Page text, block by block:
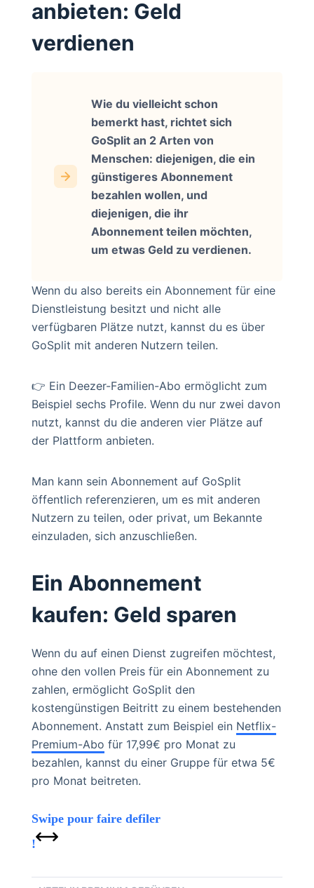
anbieten: Geld
verdienen
Wie du vielleicht schon
bemerkt hast, richtet sich
GoSplit an 2 Arten von
Menschen: diejenigen, die ein
günstigeres Abonnement
bezahlen wollen, und
diejenigen, die ihr
Abonnement teilen möchten,
um etwas Geld zu verdienen.
Wenn du also bereits ein Abonnement für eine
Dienstleistung besitzt und nicht alle
verfügbaren Plätze nutzt, kannst du es über
GoSplit mit anderen Nutzern teilen.
👉 Ein Deezer-Familien-Abo ermöglicht zum
Beispiel sechs Profile. Wenn du nur zwei davon
nutzt, kannst du die anderen vier Plätze auf
der Plattform anbieten.
Man kann sein Abonnement auf GoSplit
öffentlich referenzieren, um es mit anderen
Nutzern zu teilen, oder privat, um Bekannte
einzuladen, sich anzuschließen.
Ein Abonnement
kaufen: Geld sparen
Wenn du auf einen Dienst zugreifen möchtest,
ohne den vollen Preis für ein Abonnement zu
zahlen, ermöglicht GoSplit den
kostengünstigen Beitritt zu einem bestehenden
Abonnement. Anstatt zum Beispiel ein Netflix-
Premium-Abo für 17,99€ pro Monat zu
bezahlen, kannst du einer Gruppe für etwa 5€
pro Monat beitreten.